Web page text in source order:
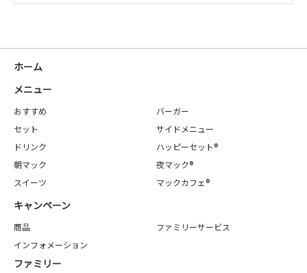
ホーム
メニュー
おすすめ
バーガー
セット
サイドメニュー
ドリンク
ハッピーセット®
朝マック
夜マック®
スイーツ
マックカフェ®
キャンペーン
商品
ファミリーサービス
インフォメーション
ファミリー